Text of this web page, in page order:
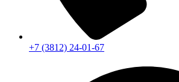
+7 (3812) 24-01-67